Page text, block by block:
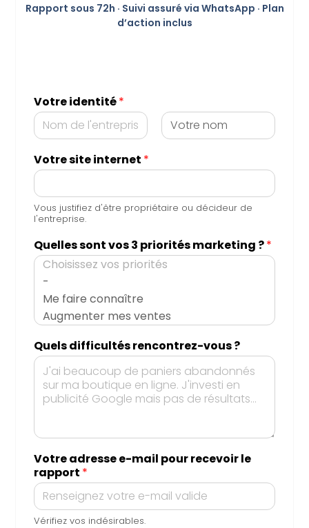
Rapport sous 72h · Suivi assuré via WhatsApp · Plan
d’action inclus
Votre identité*
r
é
n
m
Votre site internet *
Vous justifiez d'être propriétaire ou décideur de
l'entreprise.
Quelles sont vos 3 priorités marketing ?*
Quels difficultés rencontrez-vous ?
Q
u
e
l
s
s
Votre adresse e-mail pour recevoir le
rapport *
Vérifiez vos indésirables.